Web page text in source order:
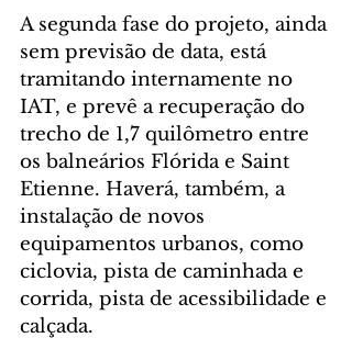
A segunda fase do projeto, ainda
sem previsão de data, está
tramitando internamente no
IAT, e prevê a recuperação do
trecho de 1,7 quilômetro entre
os balneários Flórida e Saint
Etienne. Haverá, também, a
instalação de novos
equipamentos urbanos, como
ciclovia, pista de caminhada e
corrida, pista de acessibilidade e
calçada.